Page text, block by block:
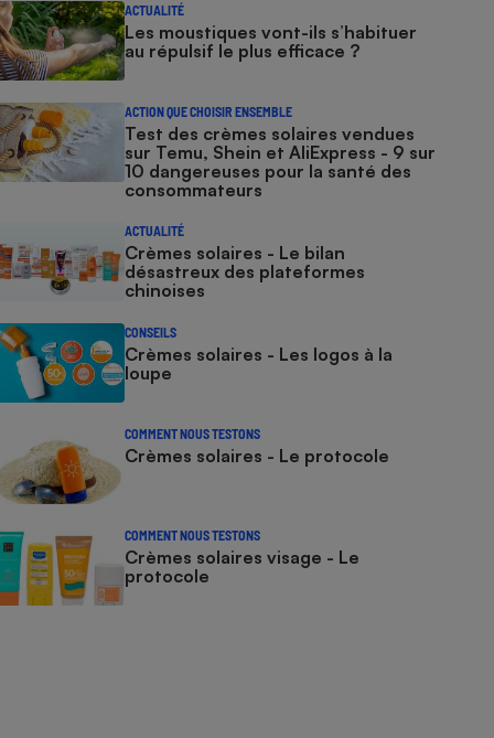
ACTUALITÉ
Les moustiques vont-ils s’habituer
au répulsif le plus efficace ?
ACTION QUE CHOISIR ENSEMBLE
Test des crèmes solaires vendues
sur Temu, Shein et AliExpress - 9 sur
10 dangereuses pour la santé des
consommateurs
ACTUALITÉ
Crèmes solaires - Le bilan
désastreux des plateformes
chinoises
CONSEILS
Crèmes solaires - Les logos à la
loupe
COMMENT NOUS TESTONS
Crèmes solaires - Le protocole
COMMENT NOUS TESTONS
Crèmes solaires visage - Le
protocole